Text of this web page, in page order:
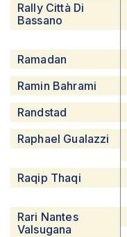
Rally Città Di
Bassano
Ramadan
Ramin Bahrami
Randstad
Raphael Gualazzi
Raqip Thaqi
Rari Nantes
Valsugana